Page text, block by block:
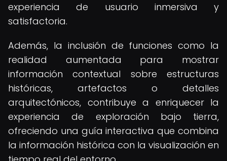
experiencia de usuario inmersiva y
satisfactoria.
Además, la inclusión de funciones como la
realidad aumentada para mostrar
información contextual sobre estructuras
históricas, artefactos o detalles
arquitectónicos, contribuye a enriquecer la
experiencia de exploración bajo tierra,
ofreciendo una guía interactiva que combina
la información histórica con la visualización en